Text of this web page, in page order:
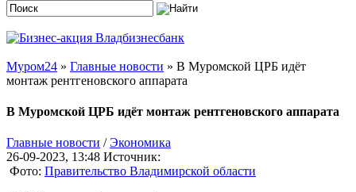
Муром24 » Главные новости » В Муромской ЦРБ идёт
монтаж рентгеновского аппарата
В Муромской ЦРБ идёт монтаж рентгеновского аппарата
Главные новости /Экономика
26-09-2023, 13:48 Источник:
Фото: Правительство Владимирской области